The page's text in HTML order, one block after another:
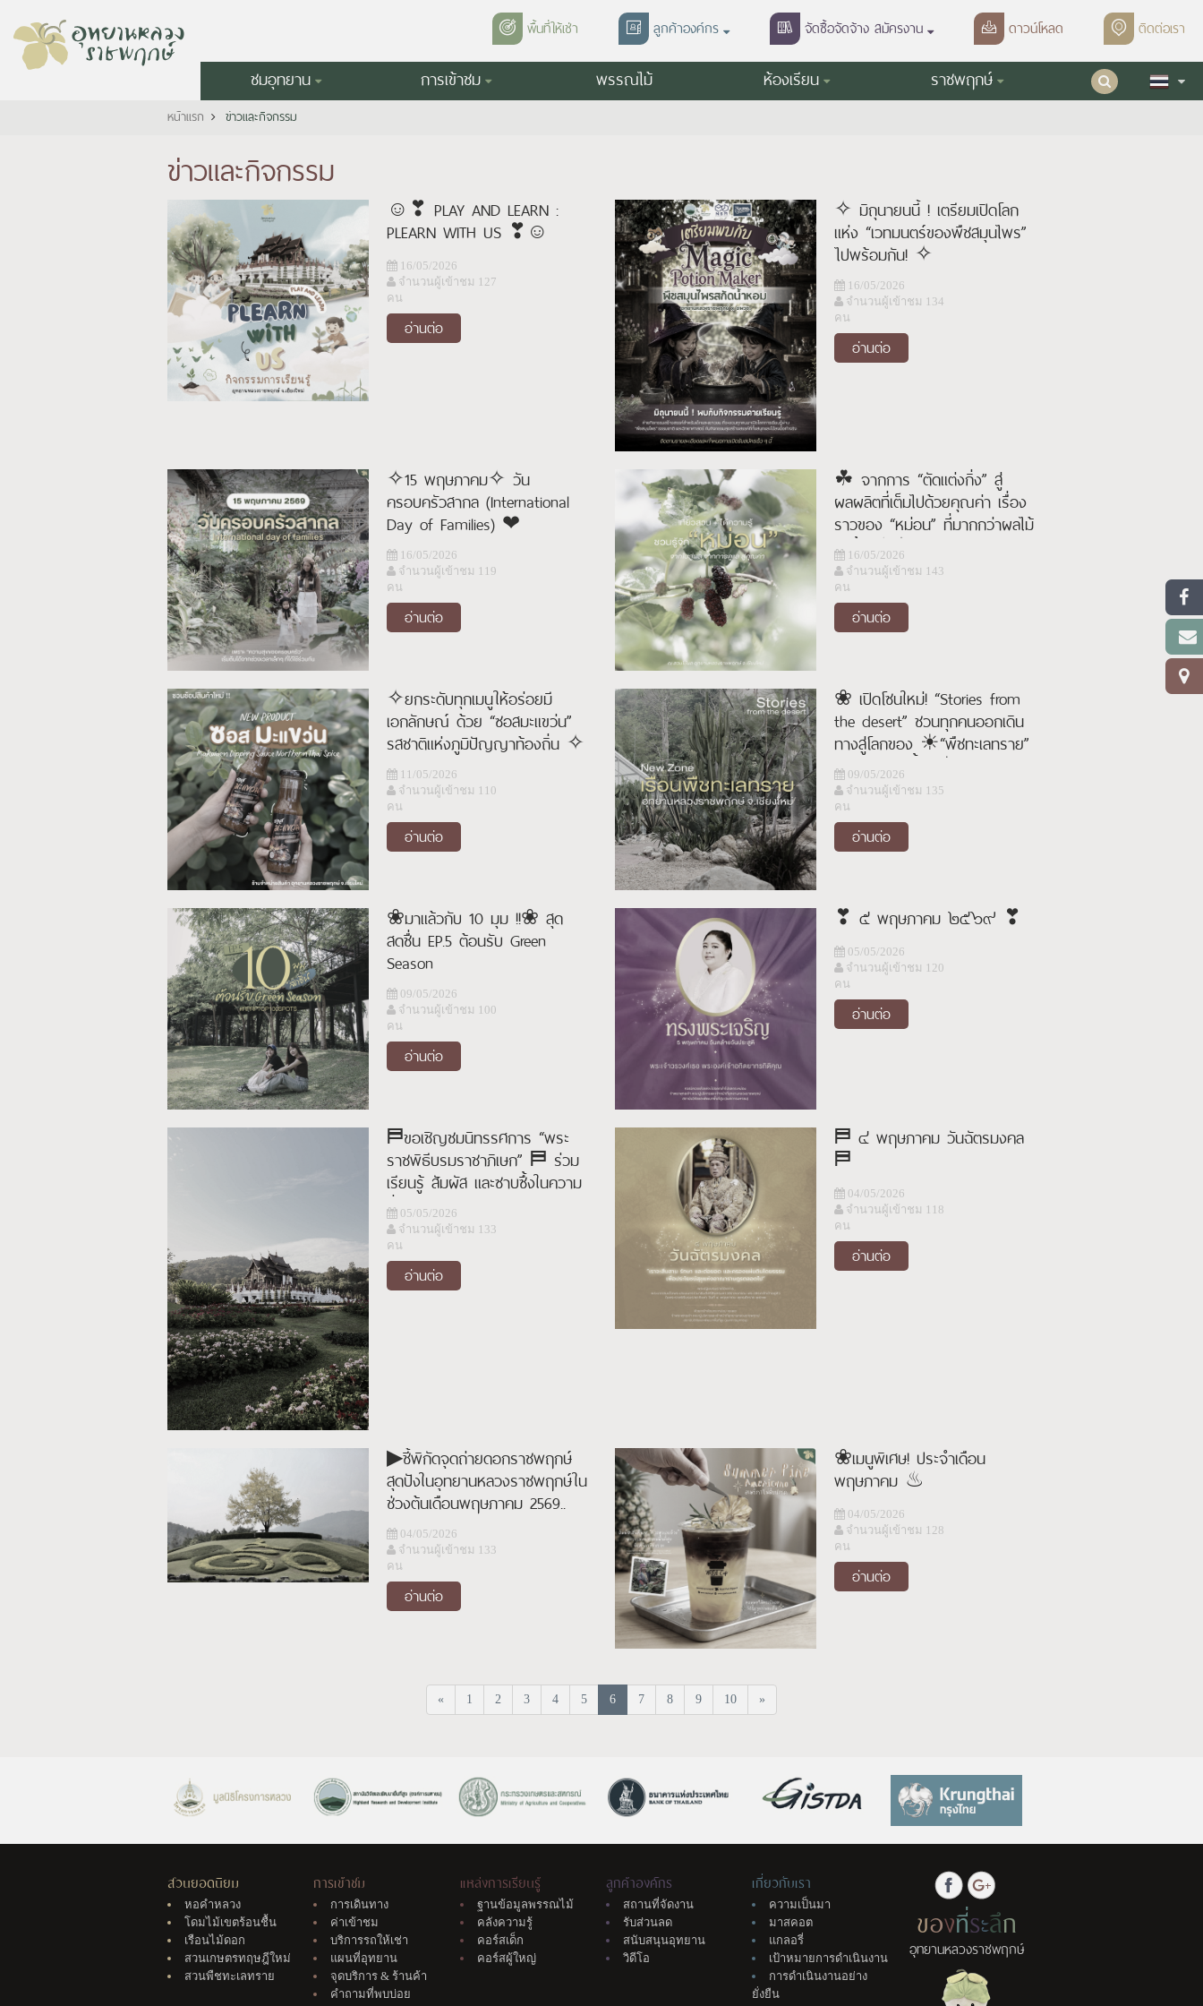
พื้นที่ให้เช่า ลูกค้าองค์กร จัดซื้อจัดจ้าง สมัครงาน ดาวน์โหลด ติดต่อเรา
ชมอุทยาน การเข้าชม พรรณไม้ ห้องเรียน ราชพฤกษ์
หน้าแรก ข่าวและกิจกรรม
ข่าวและกิจกรรม
☺❣︎ PLAY AND LEARN :
PLEARN WITH US ❣︎☺
16/05/2026
จำนวนผู้เข้าชม 127
คน
อ่านต่อ
✧ มิถุนายนนี้ ! เตรียมเปิดโลก
แห่ง “เวทมนตร์ของพืชสมุนไพร”
ไปพร้อมกัน! ✧
16/05/2026
จำนวนผู้เข้าชม 134
คน
อ่านต่อ
✧15 พฤษภาคม✧ วัน
ครอบครัวสากล (International
Day of Families) ❤
16/05/2026
จำนวนผู้เข้าชม 119
คน
อ่านต่อ
☘︎ จากการ “ตัดแต่งกิ่ง” สู่
ผลผลิตที่เต็มไปด้วยคุณค่า เรื่อง
ราวของ “หม่อน” ที่มากกว่าผลไม้
ริมรั้ว ✧✩
16/05/2026
จำนวนผู้เข้าชม 143
คน
อ่านต่อ
✧ยกระดับทุกเมนูให้อร่อยมี
เอกลักษณ์ ด้วย “ซอสมะแขว่น”
รสชาติแห่งภูมิปัญญาท้องถิ่น ✧
11/05/2026
จำนวนผู้เข้าชม 110
คน
อ่านต่อ
❀ เปิดโซนใหม่! “Stories from
the desert” ชวนทุกคนออกเดิน
ทางสู่โลกของ ☀“พืชทะเลทราย”
และ “ไม้อวบน้ำ” ☀
09/05/2026
จำนวนผู้เข้าชม 135
คน
อ่านต่อ
❀มาแล้วกับ 10 มุม !!❀ สุด
สดชื่น EP.5 ต้อนรับ Green
Season
09/05/2026
จำนวนผู้เข้าชม 100
คน
อ่านต่อ
❣︎ ๕ พฤษภาคม ๒๕๖๙ ❣︎
05/05/2026
จำนวนผู้เข้าชม 120
คน
อ่านต่อ
⛿ขอเชิญชมนิทรรศการ “พระ
ราชพิธีบรมราชาภิเษก” ⛿ ร่วม
เรียนรู้ สัมผัส และซาบซึ้งในความ
ยิ่งใหญ่ของโบราณราชประเพณี
แห่งสยามประเทศ ที่สะท้อนพระ
เกียรติยศและความเป็นพระมหา
กษัตริย์โดยสมบูรณ์ . ✧✩ ชม
นิทรรศการย้อนรอยพระราชพิธี
05/05/2026
จำนวนผู้เข้าชม 133
คน
อ่านต่อ
⛿ ๔ พฤษภาคม วันฉัตรมงคล
⛿
04/05/2026
จำนวนผู้เข้าชม 118
คน
อ่านต่อ
▶ชี้พิกัดจุดถ่ายดอกราชพฤกษ์
สุดปังในอุทยานหลวงราชพฤกษ์ใน
ช่วงต้นเดือนพฤษภาคม 2569..
04/05/2026
จำนวนผู้เข้าชม 133
คน
อ่านต่อ
❀เมนูพิเศษ! ประจำเดือน
พฤษภาคม ♨
04/05/2026
จำนวนผู้เข้าชม 128
คน
อ่านต่อ
« 1 2 3 4 5 6 7 8 9 10 »
สวนยอดนิยม
หอคำหลวง
โดมไม้เขตร้อนชื้น
เรือนไม้ดอก
สวนเกษตรทฤษฎีใหม่
สวนพืชทะเลทราย
การเข้าชม
การเดินทาง
ค่าเข้าชม
บริการรถให้เช่า
แผนที่อุทยาน
จุดบริการ & ร้านค้า
คำถามที่พบบ่อย
แหล่งการเรียนรู้
ฐานข้อมูลพรรณไม้
คลังความรู้
คอร์สเด็ก
คอร์สผู้ใหญ่
ลูกค้าองค์กร
สถานที่จัดงาน
รับส่วนลด
สนับสนุนอุทยาน
วิดีโอ
เกี่ยวกับเรา
ความเป็นมา
มาสคอต
แกลอรี่
เป้าหมายการดำเนินงาน
การดำเนินงานอย่าง
ยั่งยืน
ของที่ระลึก
อุทยานหลวงราชพฤกษ์